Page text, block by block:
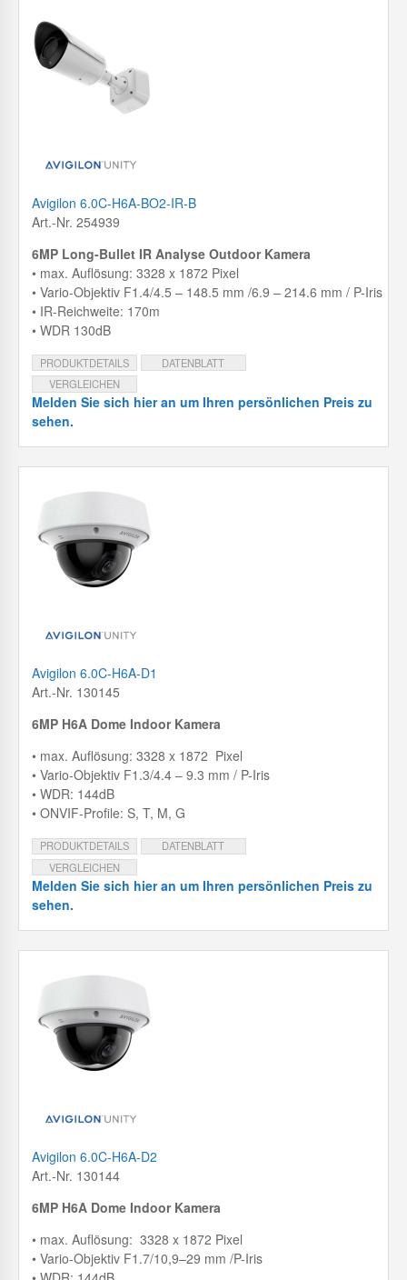
Avigilon 6.0C-H6A-BO2-IR-B
Art.-Nr. 254939
6MP Long-Bullet IR Analyse Outdoor Kamera
• max. Auflösung: 3328 x 1872 Pixel
• Vario-Objektiv F1.4/4.5 – 148.5 mm /6.9 – 214.6 mm / P-Iris
• IR-Reichweite: 170m
• WDR 130dB
PRODUKTDETAILS
DATENBLATT
VERGLEICHEN
Melden Sie sich hier an um Ihren persönlichen Preis zu
sehen.
Avigilon 6.0C-H6A-D1
Art.-Nr. 130145
6MP H6A Dome Indoor Kamera
• max. Auflösung: 3328 x 1872 Pixel
• Vario-Objektiv F1.3/4.4 – 9.3 mm / P-Iris
• WDR: 144dB
• ONVIF-Profile: S, T, M, G
PRODUKTDETAILS
DATENBLATT
VERGLEICHEN
Melden Sie sich hier an um Ihren persönlichen Preis zu
sehen.
Avigilon 6.0C-H6A-D2
Art.-Nr. 130144
6MP H6A Dome Indoor Kamera
• max. Auflösung: 3328 x 1872 Pixel
• Vario-Objektiv F1.7/10,9–29 mm /P-Iris